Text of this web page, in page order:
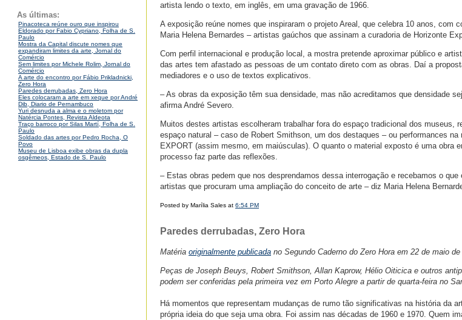
As últimas:
Pinacoteca reúne ouro que inspirou
Eldorado por Fabio Cypriano, Folha de S.
Paulo
Mostra da Capital discute nomes que
expandiram limites da arte, Jornal do
Comércio
Sem limites por Michele Rolim, Jornal do
Comércio
A arte do encontro por Fábio Prikladnicki,
Zero Hora
Paredes derrubadas, Zero Hora
Eles colocaram a arte em xeque por André
Dib, Diario de Pernambuco
Yuri desnuda a alma e o moletom por
Natércia Pontes, Revista Aldeota
Traço barroco por Silas Martí, Folha de S.
Paulo
Soldado das artes por Pedro Rocha, O
Povo
Museu de Lisboa exibe obras da dupla
osgêmeos, Estado de S. Paulo
artista lendo o texto, em inglês, em uma gravação de 1966.
A exposição reúne nomes que inspiraram o projeto Areal, que celebra 10 anos, com
Maria Helena Bernardes – artistas gaúchos que assinam a curadoria de Horizonte
Com perfil internacional e produção local, a mostra pretende aproximar público e
das artes tem afastado as pessoas de um contato direto com as obras. Daí a
mediadores e o uso de textos explicativos.
– As obras da exposição têm sua densidade, mas não acreditamos que densidade
afirma André Severo.
Muitos destes artistas escolheram trabalhar fora do espaço tradicional dos museus,
espaço natural – caso de Robert Smithson, um dos destaques – ou performances
EXPORT (assim mesmo, em maiúsculas). O quanto o material exposto é uma obra
processo faz parte das reflexões.
– Estas obras pedem que nos desprendamos dessa interrogação e recebamos o
artistas que procuram uma ampliação do conceito de arte – diz Maria Helena
Posted by Marília Sales at 6:54 PM
Paredes derrubadas, Zero Hora
Matéria originalmente publicada no Segundo Caderno do Zero Hora em 22 de maio de
Peças de Joseph Beuys, Robert Smithson, Allan Kaprow, Hélio Oiticica e outros
podem ser conferidas pela primeira vez em Porto Alegre a partir de quarta-feira no
Há momentos que representam mudanças de rumo tão significativas na história da
própria ideia do que seja uma obra. Foi assim nas décadas de 1960 e 1970. Quem